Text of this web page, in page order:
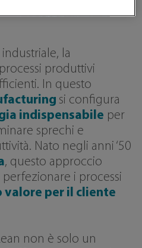
la
produttivi
In questo
si configura
indispensabile per
sprechi e
Nato negli anni ‘50
, questo approccio
perfezionare i processi
valore per il cliente
non è solo un